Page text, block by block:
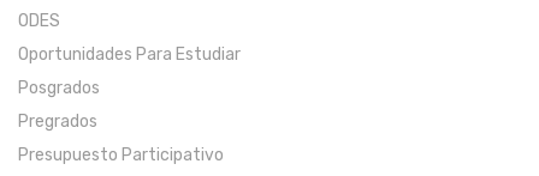
ODES
Oportunidades Para Estudiar
Posgrados
Pregrados
Presupuesto Participativo